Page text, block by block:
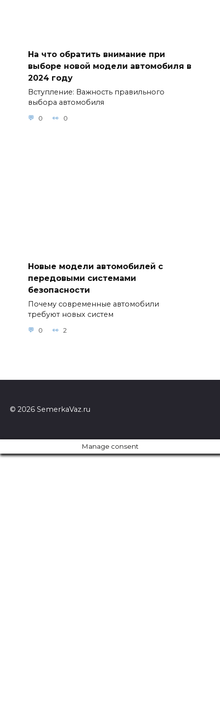
На что обратить внимание при
выборе новой модели автомобиля в
2024 году
Вступление: Важность правильного
выбора автомобиля
0 0
Новые модели автомобилей с
передовыми системами
безопасности
Почему современные автомобили
требуют новых систем
0 2
© 2026 SemerkaVaz.ru
Manage consent